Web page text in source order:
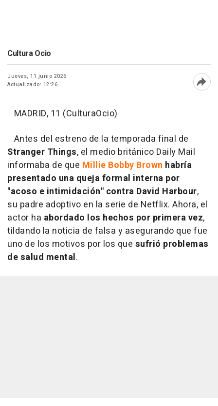
Cultura Ocio
Jueves, 11 junio 2026
Actualizado: 12:26
MADRID, 11 (CulturaOcio)
Antes del estreno de la temporada final de
Stranger Things, el medio británico Daily Mail
informaba de que Millie Bobby Brown habría
presentado una queja formal interna por
"acoso e intimidación" contra David Harbour,
su padre adoptivo en la serie de Netflix. Ahora, el
actor ha abordado los hechos por primera vez,
tildando la noticia de falsa y asegurando que fue
uno de los motivos por los que sufrió problemas
de salud mental.